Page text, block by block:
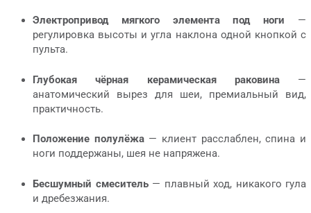
Электропривод мягкого элемента под ноги —
регулировка высоты и угла наклона одной кнопкой с
пульта.
Глубокая чёрная керамическая раковина—
анатомический вырез для шеи, премиальный вид,
практичность.
Положение полулёжа — клиент расслаблен, спина и
ноги поддержаны, шея не напряжена.
Бесшумный смеситель — плавный ход, никакого гула
и дребезжания.